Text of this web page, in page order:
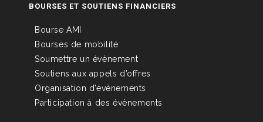
BOURSES ET SOUTIENS FINANCIERS
Bourse AMI
Bourses de mobilité
Soumettre un évènement
Soutiens aux appels d’offres
Organisation d’évènements
Participation à des évènements